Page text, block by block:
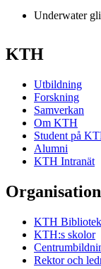
Underwater
KTH
Utbildning
Forskning
Samverkan
Om KTH
Student på
Alumni
KTH Intranät
Organisation
KTH
KTH:s skolor
Rektor och